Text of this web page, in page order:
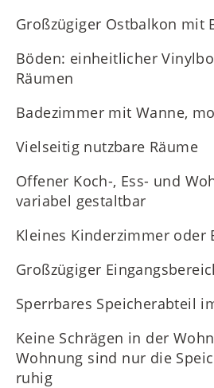
Großzügiger Ostbalkon mit
Böden: einheitlicher
Räumen
Badezimmer mit Wanne,
Vielseitig nutzbare Räume
Offener Koch-, Ess- und
variabel gestaltbar
Kleines Kinderzimmer oder
Großzügiger
Sperrbares Speicherabteil
Keine Schrägen in der
Wohnung sind nur die
ruhig